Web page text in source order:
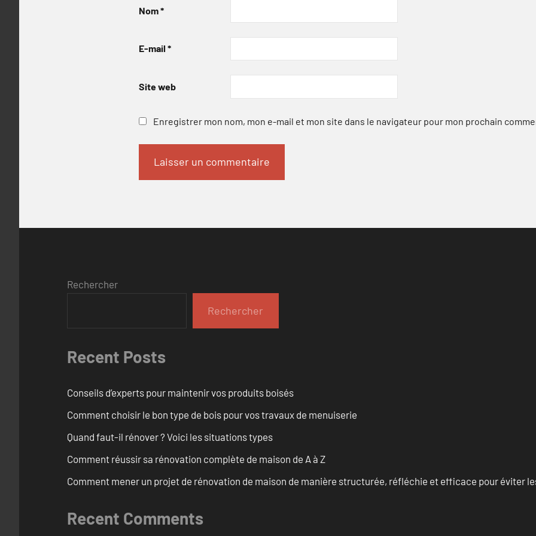
Nom*
E-mail *
Site web
Enregistrer mon nom, mon e-mail et mon site dans le navigateur pour mon prochain
Rechercher
Rechercher
Recent Posts
Conseils d’experts pour maintenir vos produits boisés
Comment choisir le bon type de bois pour vos travaux de menuiserie
Quand faut-il rénover ? Voici les situations types
Comment réussir sa rénovation complète de maison de A à Z
Comment mener un projet de rénovation de maison de manière structurée, réfléchie et efficace pour éviter
Recent Comments